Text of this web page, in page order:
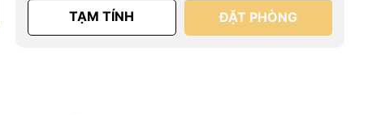
TẠM TÍNH ÐẶT PHÒNG